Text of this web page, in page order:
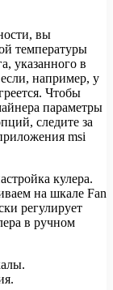
вы
температуры
указанного в
например, у
Чтобы
параметры
следите за
msi
кулера.
на шкале Fan
регулирует
в ручном